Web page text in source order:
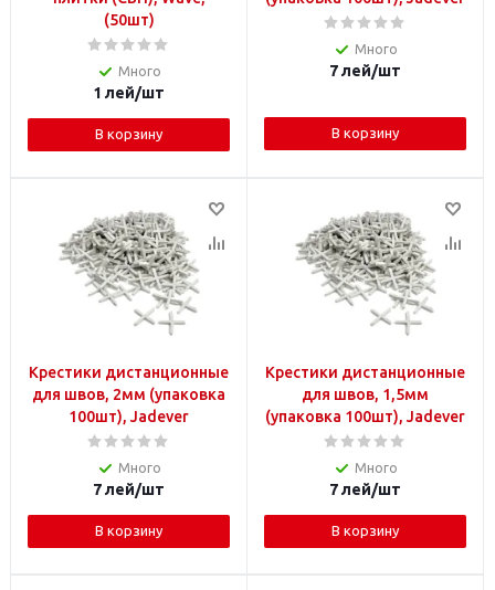
(50шт)
Много
1 лей/шт
В корзину
Много
7лей/шт
В корзину
Крестики дистанционные
для швов, 2мм (упаковка
100шт), Jadever
Много
7лей/шт
В корзину
Крестики дистанционные
для швов, 1,5мм
(упаковка 100шт), Jadever
Много
7лей/шт
В корзину